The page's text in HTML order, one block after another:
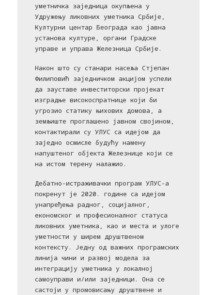
уметничка заједница окупљена у
Удружењу ликовних уметника Србије,
Културни центар Београда као јавна
установа културе, органи Градске
управе и управа Железница Србије.
Након што су станари насеља Стјепан
Филиповић заједничком акцијом успели
да зауставе инвеститорски пројекат
изградње високоспратнице који би
угрозио статику њихових домова, а
земљиште проглашено јавном својином,
контактирали су УЛУС са идејом да
заједно осмисле будућу намену
напуштеног објекта Железнице који се
на истом терену налажио.
Дебатно-истраживачки програм УЛУС-а
покренут је 2020. године са идејом
унапређења радног, социјалног,
економског и професионалног статуса
ликовних уметника, као и места и улоге
уметности у ширем друштвеном
контексту. Једну од важних програмских
линија чини и развој модела за
интеграцију уметника у локалној
самоуправи и/или заједници. Она се
састоји у промовисању друштвене и